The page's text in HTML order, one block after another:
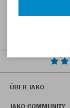
ÜBER JAKO
JAKO COMMUNITY